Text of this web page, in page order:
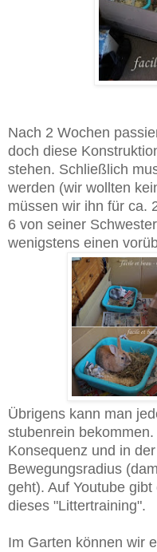
Nach 2 Wochen
doch diese
stehen. Schließlich
werden (wir wollten
müssen wir ihn für ca.
6 von seiner
wenigstens einen
Übrigens kann man
stubenrein
Konsequenz und in
Bewegungsradius
geht). Auf Youtube
dieses "Littertraining".
Im Garten können wir